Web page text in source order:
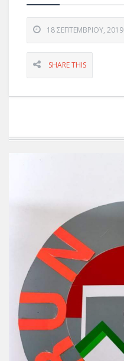
18 ΣΕΠΤΕΜΒΡΊΟΥ, 2019
SHARE THIS